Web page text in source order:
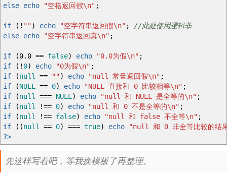
else echo "空格返回假\n" ;
if ( ! "") echo "空字符串返回假\n" ;
//此处使用逻辑非
else echo "空字符串返回真\n" ;
if (0.0 == false) echo "0.0为假\n" ;
if
( ! 0) echo "0为假\n" ;
if
(null == "") echo "null 常量返回假\n" ;
if
(NULL == 0) echo "NULL 直接和 0 比较相等\n" ;
if
(null === NULL ) echo "null 和 NULL 是全等的\n" ;
if
(null !== 0) echo "null 和 0 不是全等的\n" ;
if
(null !== false) echo "null 和 false 不全等\n" ;
if
( (null == 0) === true) echo
"null 和 0 非全等比较的结
?>
先这样写着吧，等我换模板了再整理。